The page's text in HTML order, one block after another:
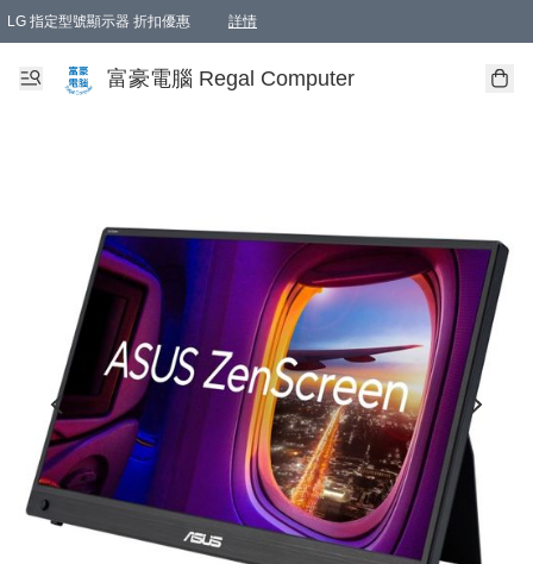
LG 指定型號顯示器 折扣優惠 詳情
富豪電腦 Regal Computer